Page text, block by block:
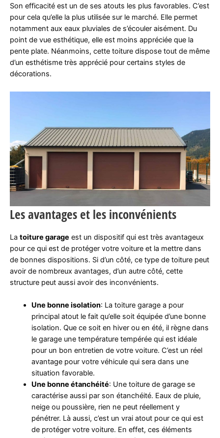
Son efficacité est un de ses atouts les plus favorables. C’est
pour cela qu’elle la plus utilisée sur le marché. Elle permet
notamment aux eaux pluviales de s’écouler aisément. Du
point de vue esthétique, elle est moins appréciée que la
pente plate. Néanmoins, cette toiture dispose tout de même
d’un esthétisme très apprécié pour certains styles de
décorations.
Les avantages et les inconvénients
La toiture garage est un dispositif qui est très avantageux
pour ce qui est de protéger votre voiture et la mettre dans
de bonnes dispositions. Si d’un côté, ce type de toiture peut
avoir de nombreux avantages, d’un autre côté, cette
structure peut aussi avoir des inconvénients.
Une bonne isolation: La toiture garage a pour
principal atout le fait qu’elle soit équipée d’une bonne
isolation. Que ce soit en hiver ou en été, il règne dans
le garage une température tempérée qui est idéale
pour un bon entretien de votre voiture. C’est un réel
avantage pour votre véhicule qui sera dans une
situation favorable.
Une bonne étanchéité: Une toiture de garage se
caractérise aussi par son étanchéité. Eaux de pluie,
neige ou poussière, rien ne peut réellement y
pénétrer. Là aussi, c’est un vrai atout pour ce qui est
de protéger votre voiture. En effet, ces éléments